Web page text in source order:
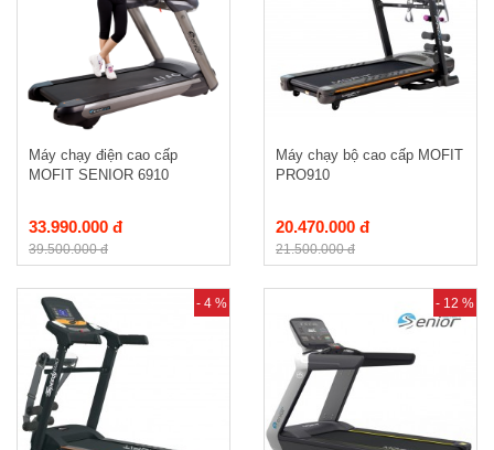
Máy chạy điện cao cấp
MOFIT SENIOR 6910
33.990.000 đ
39.500.000 đ
Máy chạy bộ cao cấp MOFIT
PRO910
20.470.000 đ
21.500.000 đ
- 4 % - 12 %